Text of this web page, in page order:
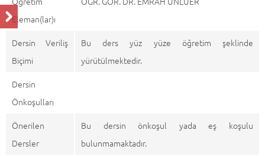
Eleman(lar)ı
Dersin Veriliş
Biçimi
Bu ders yüz yüze öğretim şeklinde
yürütülmektedir.
Dersin
Önkoşulları
Önerilen
Dersler
Bu dersin önkoşul yada eş koşulu
bulunmamaktadır.